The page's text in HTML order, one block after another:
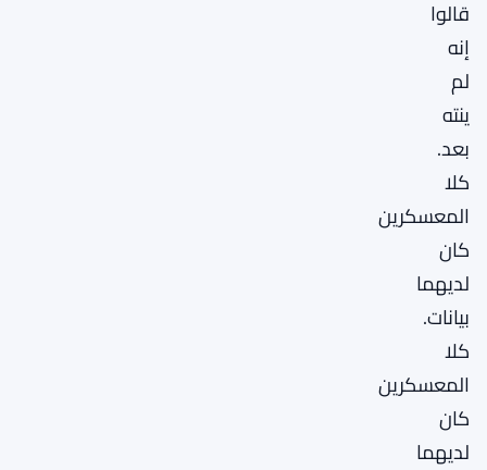
قالوا
إنه
لم
ينته
بعد.
كلا
المعسكرين
كان
لديهما
بيانات.
كلا
المعسكرين
كان
لديهما